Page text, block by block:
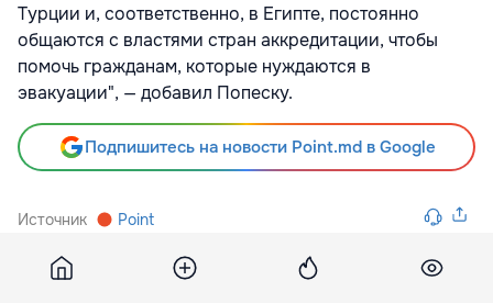
Турции и, соответственно, в Египте, постоянно
общаются с властями стран аккредитации, чтобы
помочь гражданам, которые нуждаются в
эвакуации", — добавил Попеску.
Подпишитесь на новости Point.md в Google
Источник Point